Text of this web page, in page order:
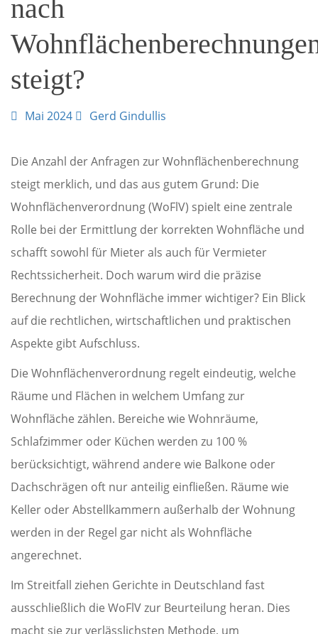
nach
steigt?
Mai 2024 Gerd Gindullis
Die Anzahl der Anfragen zur Wohnflächenberechnung
steigt merklich, und das aus gutem Grund: Die
Wohnflächenverordnung (WoFlV) spielt eine zentrale
Rolle bei der Ermittlung der korrekten Wohnfläche und
schafft sowohl für Mieter als auch für Vermieter
Rechtssicherheit. Doch warum wird die präzise
Berechnung der Wohnfläche immer wichtiger? Ein Blick
auf die rechtlichen, wirtschaftlichen und praktischen
Aspekte gibt Aufschluss.
Die Wohnflächenverordnung regelt eindeutig, welche
Räume und Flächen in welchem Umfang zur
Wohnfläche zählen. Bereiche wie Wohnräume,
Schlafzimmer oder Küchen werden zu 100 %
berücksichtigt, während andere wie Balkone oder
Dachschrägen oft nur anteilig einfließen. Räume wie
Keller oder Abstellkammern außerhalb der Wohnung
werden in der Regel gar nicht als Wohnfläche
angerechnet.
Im Streitfall ziehen Gerichte in Deutschland fast
ausschließlich die WoFlV zur Beurteilung heran. Dies
macht sie zur verlässlichsten Methode, um